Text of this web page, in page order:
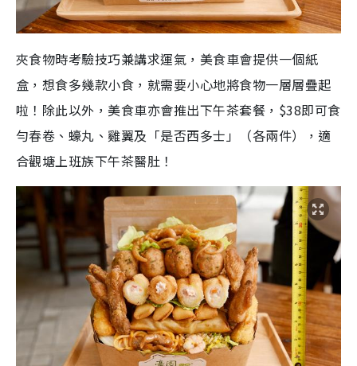
夾食物時考驗技巧兼講求運氣，美食車會提供一個紙
盒，想食多幾款小食，就需要小心地將食物一層層疊起
啦！除此以外，美食車亦會推出下午茶套餐，$38即可食
勻春卷、蠔丸、雞翼及「是否西多士」（各兩件），適
合觀塘上班族下午茶醫肚！